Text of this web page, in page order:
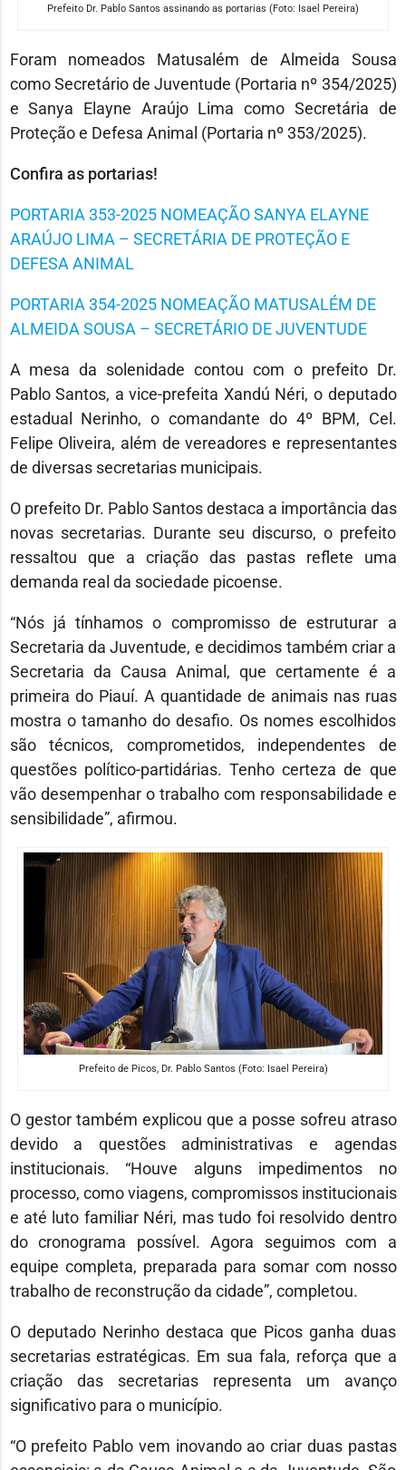
Prefeito Dr. Pablo Santos assinando as portarias (Foto: Isael Pereira)
Foram nomeados Matusalém de Almeida Sousa
como Secretário de Juventude (Portaria nº 354/2025)
e Sanya Elayne Araújo Lima como Secretária de
Proteção e Defesa Animal (Portaria nº 353/2025).
Confira as portarias!
PORTARIA 353-2025 NOMEAÇÃO SANYA ELAYNE
ARAÚJO LIMA – SECRETÁRIA DE PROTEÇÃO E
DEFESA ANIMAL
PORTARIA 354-2025 NOMEAÇÃO MATUSALÉM DE
ALMEIDA SOUSA – SECRETÁRIO DE JUVENTUDE
A mesa da solenidade contou com o prefeito Dr.
Pablo Santos, a vice-prefeita Xandú Néri, o deputado
estadual Nerinho, o comandante do 4º BPM, Cel.
Felipe Oliveira, além de vereadores e representantes
de diversas secretarias municipais.
O prefeito Dr. Pablo Santos destaca a importância das
novas secretarias. Durante seu discurso, o prefeito
ressaltou que a criação das pastas reflete uma
demanda real da sociedade picoense.
“Nós já tínhamos o compromisso de estruturar a
Secretaria da Juventude, e decidimos também criar a
Secretaria da Causa Animal, que certamente é a
primeira do Piauí. A quantidade de animais nas ruas
mostra o tamanho do desafio. Os nomes escolhidos
são técnicos, comprometidos, independentes de
questões político-partidárias. Tenho certeza de que
vão desempenhar o trabalho com responsabilidade e
sensibilidade”, afirmou.
Prefeito de Picos, Dr. Pablo Santos (Foto: Isael Pereira)
O gestor também explicou que a posse sofreu atraso
devido a questões administrativas e agendas
institucionais. “Houve alguns impedimentos no
processo, como viagens, compromissos institucionais
e até luto familiar Néri, mas tudo foi resolvido dentro
do cronograma possível. Agora seguimos com a
equipe completa, preparada para somar com nosso
trabalho de reconstrução da cidade”, completou.
O deputado Nerinho destaca que Picos ganha duas
secretarias estratégicas. Em sua fala, reforça que a
criação das secretarias representa um avanço
significativo para o município.
“O prefeito Pablo vem inovando ao criar duas pastas